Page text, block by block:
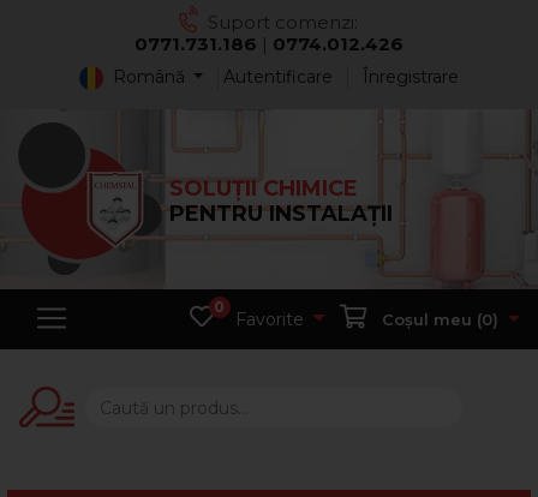
Suport comenzi:
0771.731.186 | 0774.012.426
Română Autentificare Înregistrare
SOLUȚII CHIMICE
PENTRU INSTALAȚII
0
Favorite Coșul meu (0)